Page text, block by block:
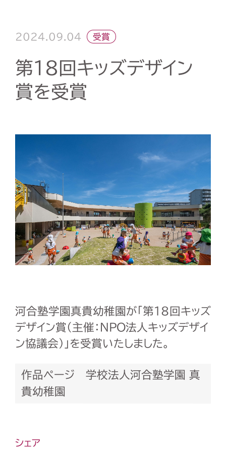
2024.09.04 受賞
第18回キッズデザイン
賞を受賞
河合塾学園真貴幼稚園が「第18回キッズ
デザイン賞(主催：NPO法人キッズデザイ
ン協議会)」を受賞いたしました。
作品ページ 学校法人河合塾学園 真
貴幼稚園
シェア